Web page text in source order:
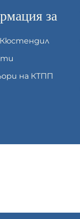
за
Кюстендил
на КТПП